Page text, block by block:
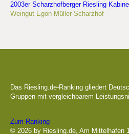
2003er Scharzhofberger Riesling
Weingut Egon Müller-Scharzhof
Das Riesling.de-Ranking gliedert
Gruppen mit vergleichbarem
Zum Ranking
© 2026 by Riesling.de, Am Mittelhafen